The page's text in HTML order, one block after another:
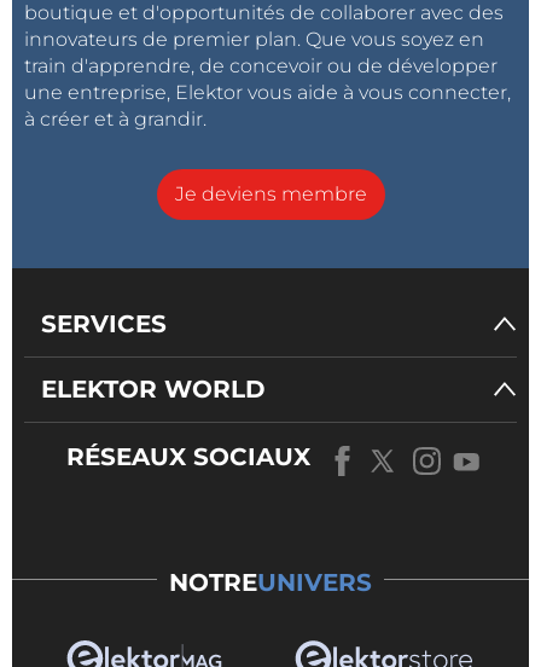
boutique et d'opportunités de collaborer avec des
innovateurs de premier plan. Que vous soyez en
train d'apprendre, de concevoir ou de développer
une entreprise, Elektor vous aide à vous connecter,
à créer et à grandir.
Je deviens membre
SERVICES
ELEKTOR WORLD
RÉSEAUX SOCIAUX
NOTREUNIVERS